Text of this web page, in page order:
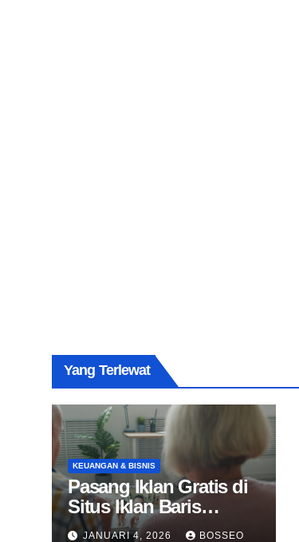
Yang Terlewat
KEUANGAN & BISNIS
Pasang Iklan Gratis di
Situs Iklan Baris
Online
JANUARI 4, 2026 BOSSEO